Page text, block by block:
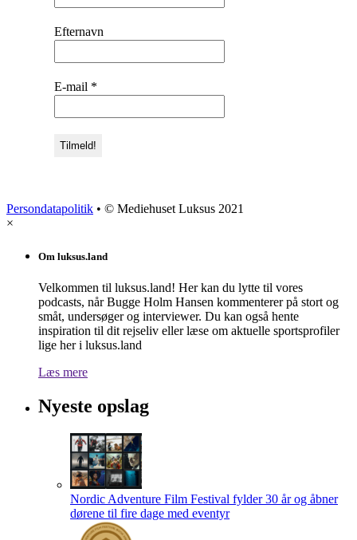
Efternavn
E-mail *
Persondatapolitik • © Mediehuset Luksus 2021
×
Om luksus.land
Velkommen til luksus.land! Her kan du lytte til vores
podcasts, når Bugge Holm Hansen kommenterer på stort og
småt, undersøger og interviewer. Du kan også hente
inspiration til dit rejseliv eller læse om aktuelle sportsprofiler
lige her i luksus.land
Læs mere
Nyeste opslag
Nordic Adventure Film Festival fylder 30 år og åbner
dørene til fire dage med eventyr